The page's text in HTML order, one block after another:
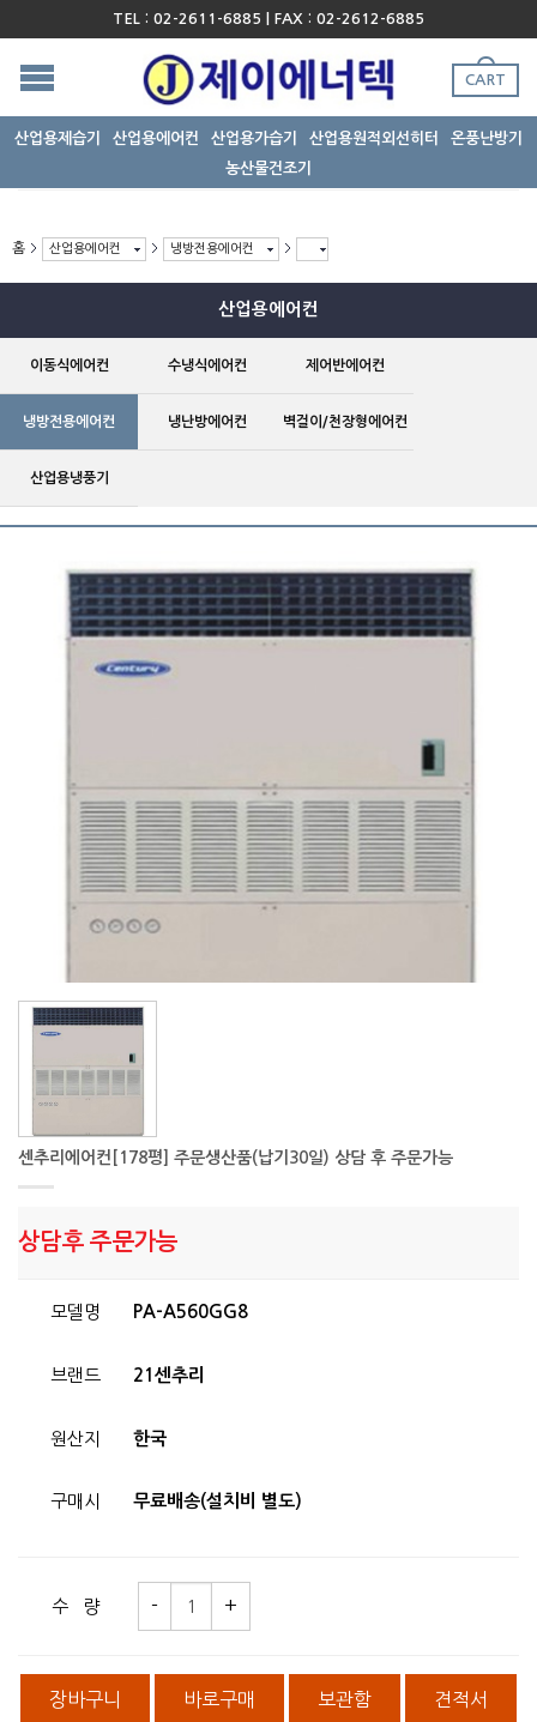
TEL : 02-2611-6885 | FAX : 02-2612-6885
CART
산업용제습기 산업용에어컨 산업용가습기 산업용원적외선히터
온풍난방기
농산물건조기
홈 산업용에어컨 냉방전용에어컨
산업용에어컨
이동식에어컨 수냉식에어컨 제어반에어컨
냉방전용에어컨 냉난방에어컨 벽걸이/천장형에어컨
산업용냉풍기
센추리에어컨[178평] 주문생산품(납기30일) 상담 후 주문가능
상담후 주문가능
모델명 PA-A560GG8
브랜드 21센추리
원산지 한국
구매시 무료배송(설치비 별도)
수 량
장바구니 바로구매 보관함 견적서